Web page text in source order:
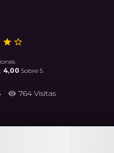
4,00 Sobre 5
764 Visitas